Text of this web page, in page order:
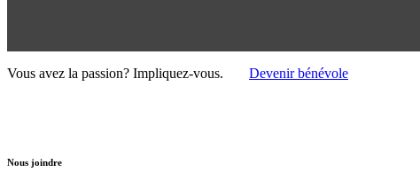
Vous avez la passion? Impliquez-vous. Devenir bénévole
Nous joindre